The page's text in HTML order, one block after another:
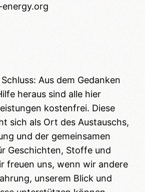
energy.org
Aus dem Gedanken
heraus sind alle hier
kostenfrei. Diese
sich als Ort des Austauschs,
und der gemeinsamen
Geschichten, Stoffe und
freuen uns, wenn wir andere
unserem Blick und